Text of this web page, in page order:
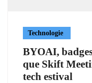
Technologie
BYOAI,
que Skift
tech estival